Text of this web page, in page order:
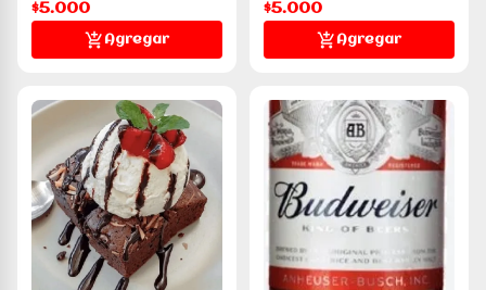
$5.000
Agregar
$5.000
Agregar